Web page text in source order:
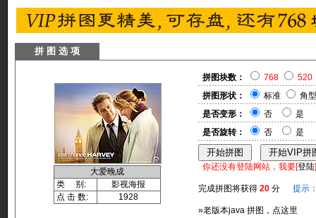
拼 图 选 项
大爱晚成
类 别:
影视海报
点 击 数:
1928
拼图块数： 768
520
拼图形状：
标准
角型
是否变形：
否
是
是否旋转：
否 是
你还没有登陆网站，我要[登陆
完成拼图将获得 20 分 提示
»老版本java 拼图，点这里